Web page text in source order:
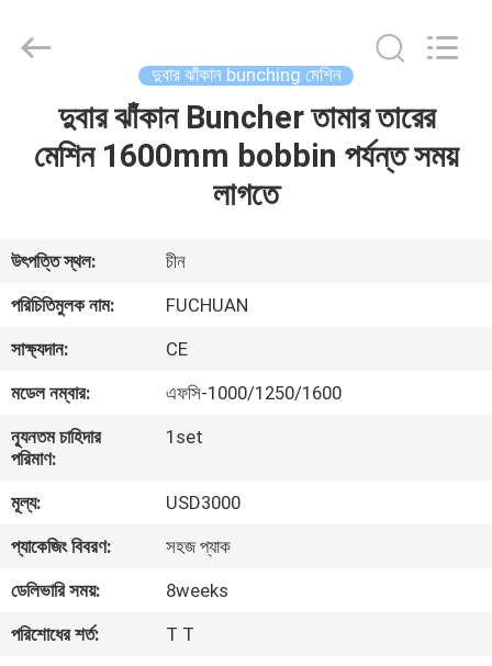
ভিডিও
শো
আমাদের
কারখানা
পরিদর্শন
and
Mechanical
দুবার ঝাঁকান bunching মেশিন
দুবার ঝাঁকান Buncher তামার তারের
মেশিন 1600mm bobbin পর্যন্ত সময়
লাগতে
উৎপত্তি স্থল:
চীন
পরিচিতিমুলক নাম:
FUCHUAN
সাক্ষ্যদান:
CE
মডেল নম্বার:
এফসি-1000/1250/1600
ন্যূনতম চাহিদার
পরিমাণ:
1set
মূল্য:
USD3000
প্যাকেজিং বিবরণ:
সহজ প্যাক
ডেলিভারি সময়:
8weeks
পরিশোধের শর্ত:
T T